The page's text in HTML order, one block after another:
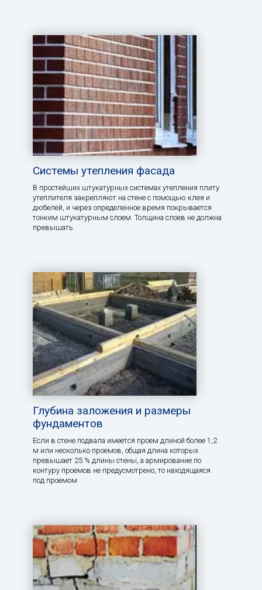
Системы утепления фасада
В простейших штукатурных системах утепления плиту
утеплителя закрепляют на стене с помощью клея и
дюбелей, и через определенное время покрывается
тонким штукатурным слоем. Толщина слоев не должна
превышать
Глубина заложения и размеры
фундаментов
Если в стене подвала имеется проем длиной более 1,2
м или несколько проемов, общая длина которых
превышает 25 % длины стены, а армирование по
контуру проемов не предусмотрено, то находящаяся
под проемом